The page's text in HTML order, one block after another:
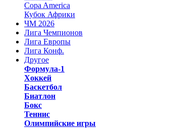
Copa America
Кубок Африки
ЧМ 2026
Лига Чемпионов
Лига Европы
Лига Конф.
Другое
Формула-1
Хоккей
Баскетбол
Биатлон
Бокс
Теннис
Олимпийские игры